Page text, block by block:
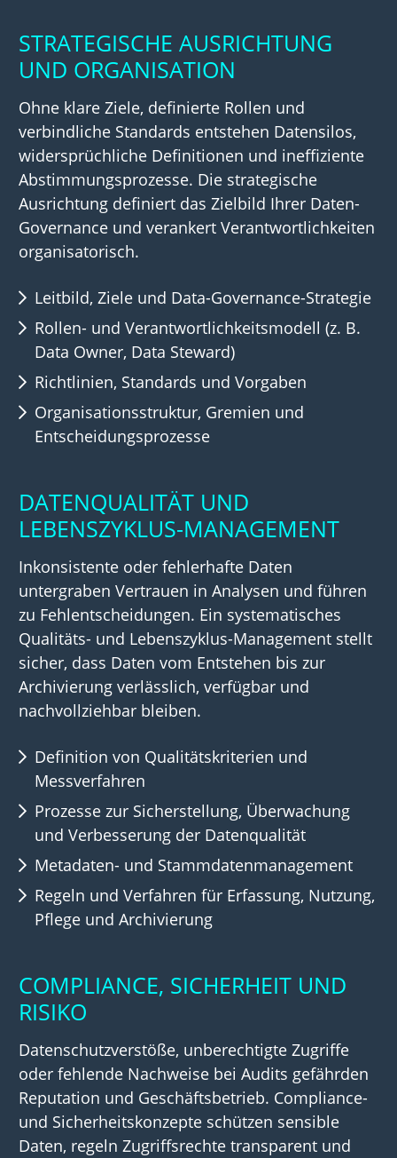
STRATEGISCHE AUSRICHTUNG
UND ORGANISATION
Ohne klare Ziele, definierte Rollen und
verbindliche Standards entstehen Datensilos,
widersprüchliche Definitionen und ineffiziente
Abstimmungsprozesse. Die strategische
Ausrichtung definiert das Zielbild Ihrer Daten-
Governance und verankert Verantwortlichkeiten
organisatorisch.
Leitbild, Ziele und Data-Governance-Strategie
Rollen- und Verantwortlichkeitsmodell (z. B.
Data Owner, Data Steward)
Richtlinien, Standards und Vorgaben
Organisationsstruktur, Gremien und
Entscheidungsprozesse
DATENQUALITÄT UND
LEBENSZYKLUS-MANAGEMENT
Inkonsistente oder fehlerhafte Daten
untergraben Vertrauen in Analysen und führen
zu Fehlentscheidungen. Ein systematisches
Qualitäts- und Lebenszyklus-Management stellt
sicher, dass Daten vom Entstehen bis zur
Archivierung verlässlich, verfügbar und
nachvollziehbar bleiben.
Definition von Qualitätskriterien und
Messverfahren
Prozesse zur Sicherstellung, Überwachung
und Verbesserung der Datenqualität
Metadaten- und Stammdatenmanagement
Regeln und Verfahren für Erfassung, Nutzung,
Pflege und Archivierung
COMPLIANCE, SICHERHEIT UND
RISIKO
Datenschutzverstöße, unberechtigte Zugriffe
oder fehlende Nachweise bei Audits gefährden
Reputation und Geschäftsbetrieb. Compliance-
und Sicherheitskonzepte schützen sensible
Daten, regeln Zugriffsrechte transparent und